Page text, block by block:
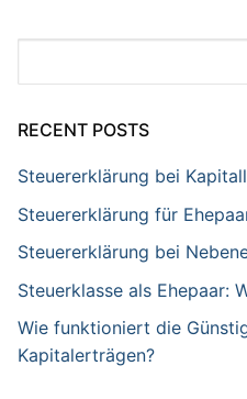
RECENT POSTS
Steuererklärung bei
Steuererklärung für
Steuererklärung bei
Steuerklasse als Ehepaar:
Wie funktioniert die
Kapitalerträgen?